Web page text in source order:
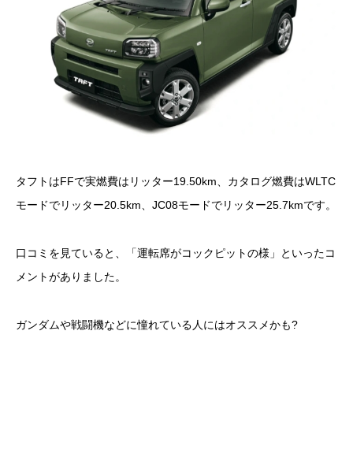
タフトはFFで実燃費はリッター19.50km、カタログ燃費はWLTC
モードでリッター20.5km、JC08モードでリッター25.7kmです。
口コミを見ていると、「運転席がコックピットの様」といったコ
メントがありました。
ガンダムや戦闘機などに憧れている人にはオススメかも?